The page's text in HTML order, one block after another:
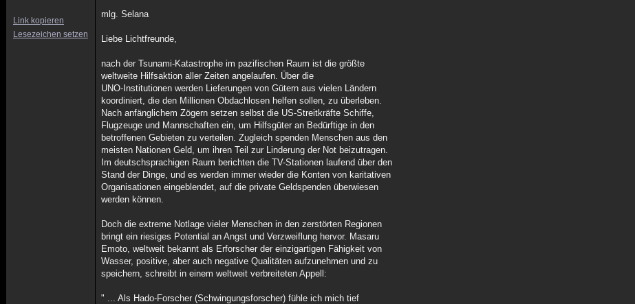
Link kopieren
Lesezeichen setzen
mlg. Selana
Liebe Lichtfreunde,
nach der Tsunami-Katastrophe im pazifischen Raum ist die größte
weltweite Hilfsaktion aller Zeiten angelaufen. Über die
UNO-Institutionen werden Lieferungen von Gütern aus vielen Ländern
koordiniert, die den Millionen Obdachlosen helfen sollen, zu überleben.
Nach anfänglichem Zögern setzen selbst die US-Streitkräfte Schiffe,
Flugzeuge und Mannschaften ein, um Hilfsgüter an Bedürftige in den
betroffenen Gebieten zu verteilen. Zugleich spenden Menschen aus den
meisten Nationen Geld, um ihren Teil zur Linderung der Not beizutragen.
Im deutschsprachigen Raum berichten die TV-Stationen laufend über den
Stand der Dinge, und es werden immer wieder die Konten von karitativen
Organisationen eingeblendet, auf die private Geldspenden überwiesen
werden können.
Doch die extreme Notlage vieler Menschen in den zerstörten Regionen
bringt ein riesiges Potential an Angst und Verzweiflung hervor. Masaru
Emoto, weltweit bekannt als Erforscher der einzigartigen Fähigkeit von
Wasser, positive, aber auch negative Qualitäten aufzunehmen und zu
speichern, schreibt in einem weltweit verbreiteten Appell:
" ... Als Hado-Forscher (Schwingungsforscher) fühle ich mich tief